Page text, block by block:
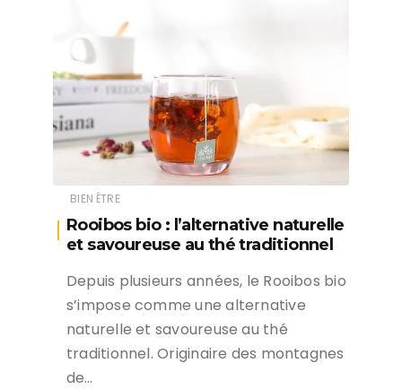
BIEN ÊTRE
Rooibos bio : l’alternative naturelle
et savoureuse au thé traditionnel
Depuis plusieurs années, le Rooibos bio
s’impose comme une alternative
naturelle et savoureuse au thé
traditionnel. Originaire des montagnes
de…